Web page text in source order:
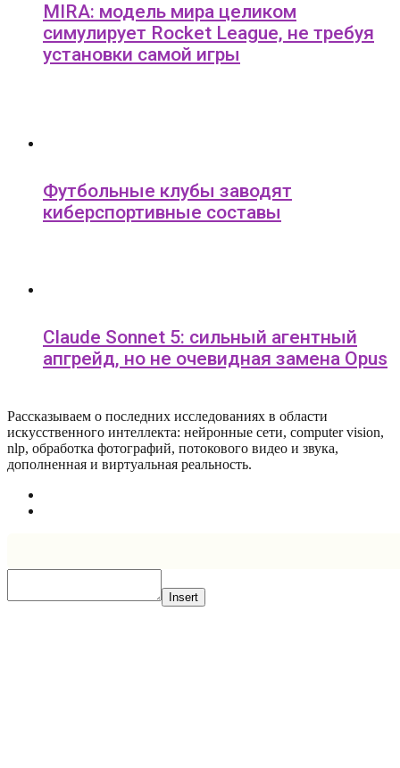
MIRA: модель мира целиком
симулирует Rocket League, не требуя
установки самой игры
Футбольные клубы заводят
киберспортивные составы
Claude Sonnet 5: сильный агентный
апгрейд, но не очевидная замена Opus
Рассказываем о последних исследованиях в области
искусcтвенного интеллекта: нейронные сети, computer vision,
nlp, обработка фотографий, потокового видео и звука,
дополненная и виртуальная реальность.
Insert